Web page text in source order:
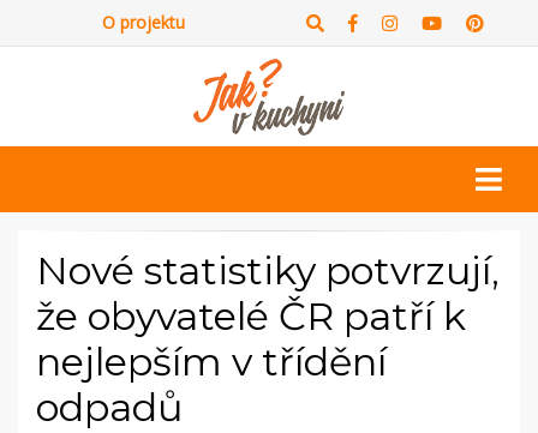
O projektu
Nové statistiky potvrzují,
že obyvatelé ČR patří k
nejlepším v třídění
odpadů